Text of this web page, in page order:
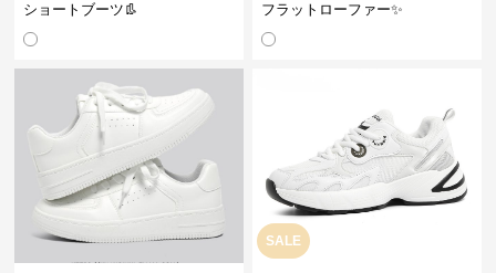
ショートブーツ👢
フラットローファー✨
SALE